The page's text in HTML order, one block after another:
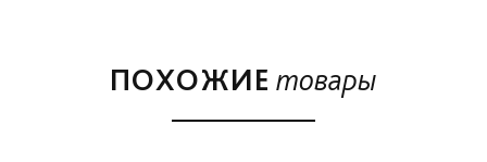
ПОХОЖИЕ товары